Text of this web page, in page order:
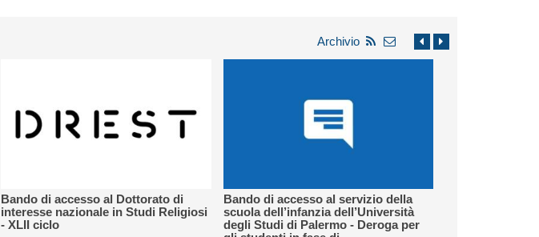
Archivio
Bando di accesso al Dottorato di
interesse nazionale in Studi Religiosi
- XLII ciclo
Bando di accesso al servizio della
scuola dell’infanzia dell’Università
degli Studi di Palermo - Deroga per